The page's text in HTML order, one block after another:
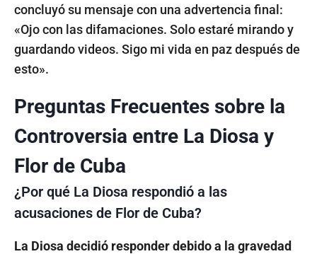
concluyó su mensaje con una advertencia final:
«Ojo con las difamaciones. Solo estaré mirando y
guardando videos. Sigo mi vida en paz después de
esto».
Preguntas Frecuentes sobre la
Controversia entre La Diosa y
Flor de Cuba
¿Por qué La Diosa respondió a las
acusaciones de Flor de Cuba?
La Diosa decidió responder debido a la gravedad